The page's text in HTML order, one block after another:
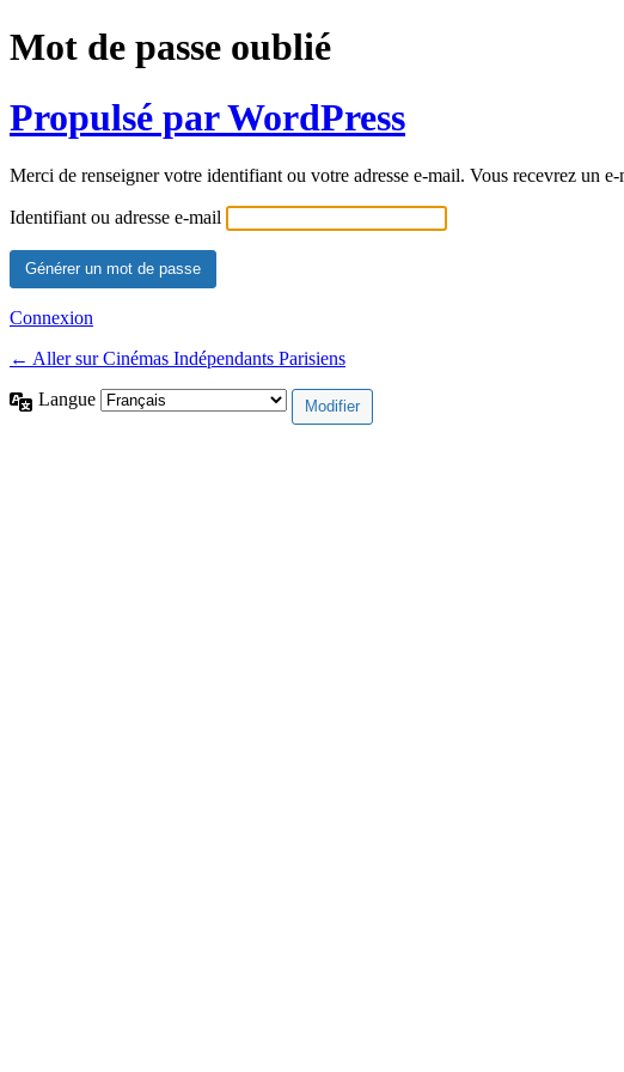
Mot de passe oublié
Propulsé par WordPress
Merci de renseigner votre identifiant ou votre adresse e-mail. Vous recevrez un
Identifiant ou adresse e-mail
Connexion
← Aller sur Cinémas Indépendants Parisiens
Langue